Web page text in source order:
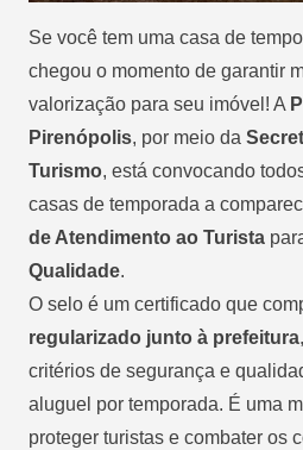
Se você tem uma casa de
chegou o momento de garantir
valorização para seu imóvel! A
Pirenópolis, por meio da
Turismo, está convocando
casas de temporada a
de Atendimento ao Turista
Qualidade.
O selo é um certificado que
regularizado junto à prefeitura
critérios de segurança e
aluguel por temporada. É uma
proteger turistas e combater os